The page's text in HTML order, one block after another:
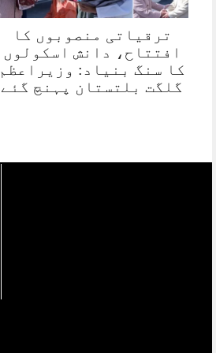
ترقیاتی منصوبوں کا
افتتاح، دانش اسکولوں
کا سنگ بنیاد: وزیراعظم
گلگت بلتستان پہنچ گئے